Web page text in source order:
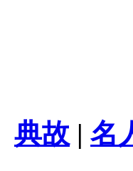
典故 | 名